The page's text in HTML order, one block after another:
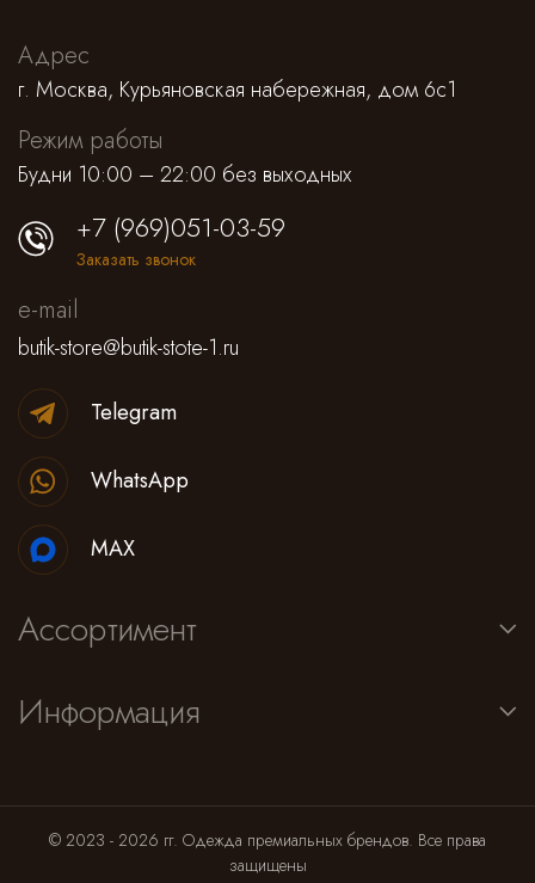
Адрес
г. Москва, Курьяновская набережная, дом 6с1
Режим работы
Будни 10:00 – 22:00 без выходных
Ассортимент
Информация
+7 (969)051-03-59
Заказать звонок
e-mail
butik-store@butik-stote-1.ru
Telegram
WhatsApp
MAX
© 2023 - 2026 гг. Одежда премиальных брендов. Все права
защищены